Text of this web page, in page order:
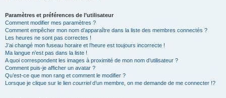
Paramètres et préférences de l’utilisateur
Comment modifier mes paramètres ?
Comment empêcher mon nom d’apparaître dans la liste des membres connectés ?
Les heures ne sont pas correctes !
J’ai changé mon fuseau horaire et l’heure est toujours incorrecte !
Ma langue n’est pas dans la liste !
A quoi correspondent les images à proximité de mon nom d’utilisateur ?
Comment puis-je afficher un avatar ?
Qu’est-ce que mon rang et comment le modifier ?
Lorsque je clique sur le lien courrield’un membre, on me demande de me connecter !?